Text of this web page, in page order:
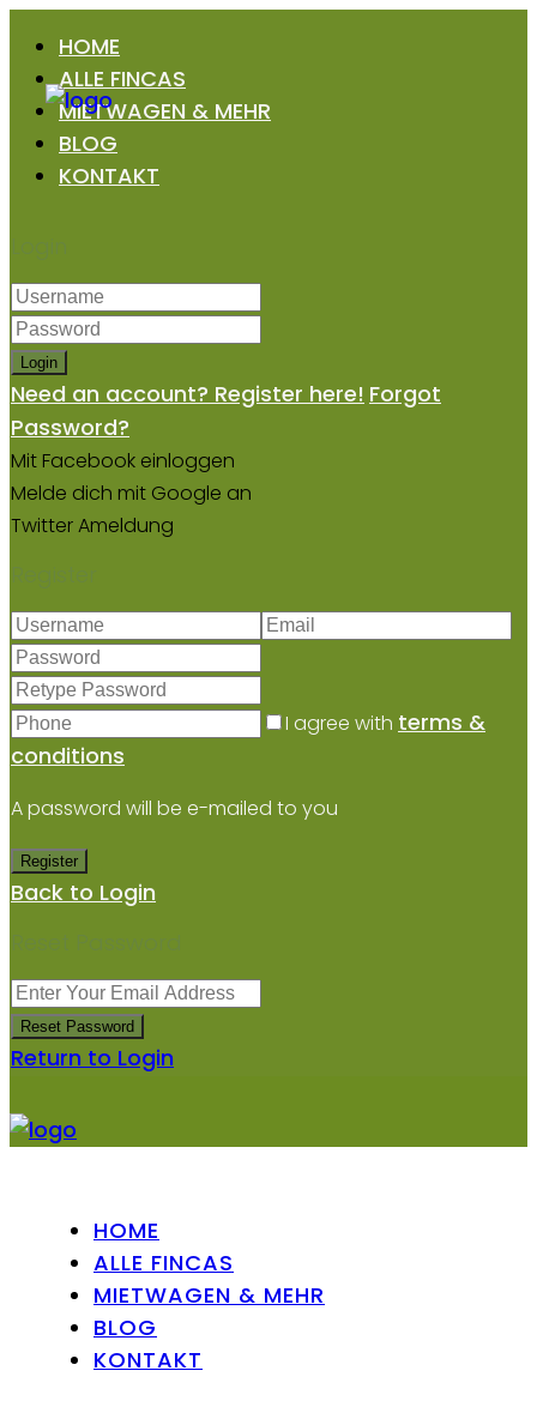
HOME
ALLE FINCAS
MIETWAGEN & MEHR
BLOG
KONTAKT
Login
Login
Need an account? Register here! Forgot
Password?
Mit Facebook einloggen
Melde dich mit Google an
Twitter Ameldung
Register
I agree with terms &
conditions
A password will be e-mailed to you
Register
Back to Login
Reset Password
Reset Password
Return to Login
HOME
ALLE FINCAS
MIETWAGEN & MEHR
BLOG
KONTAKT